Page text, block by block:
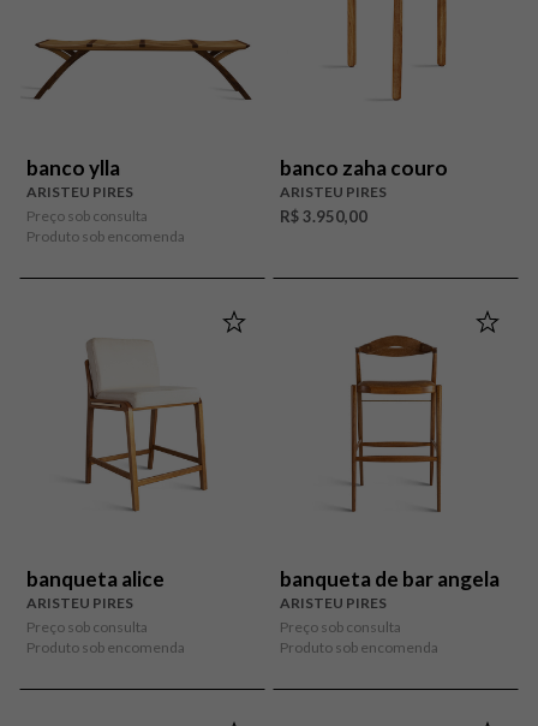
banco ylla
ARISTEU PIRES
Preço sob consulta
Produto sob encomenda
banco zaha couro
ARISTEU PIRES
R$ 3.950,00
banqueta alice
ARISTEU PIRES
Preço sob consulta
Produto sob encomenda
banqueta de bar angela
ARISTEU PIRES
Preço sob consulta
Produto sob encomenda